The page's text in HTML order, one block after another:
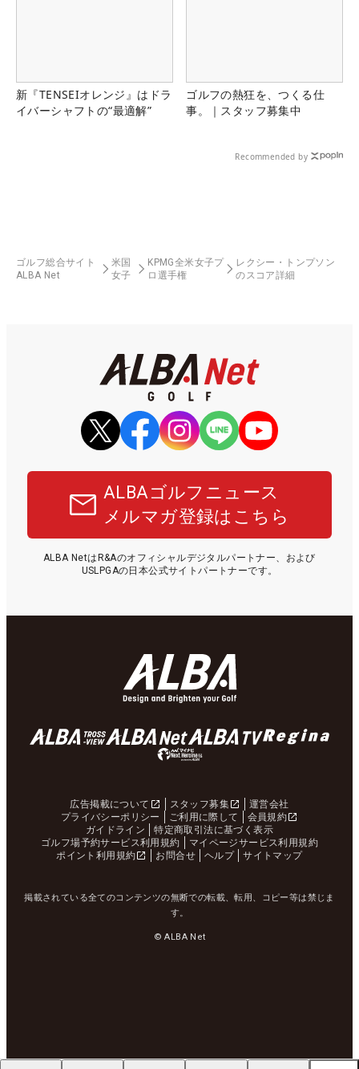
新『TENSEIオレンジ』はドラ
イバーシャフトの“最適解”
ゴルフの熱狂を、つくる仕
事。｜スタッフ募集中
Recommended by
ゴルフ総合サイト
ALBA Net
米国
女子
KPMG全米女子プ
ロ選手権
レクシー・トンプソン
のスコア詳細
ALBAゴルフニュース
メルマガ登録はこちら
ALBA NetはR&Aのオフィシャルデジタルパートナー、および
USLPGAの日本公式サイトパートナーです。
広告掲載について スタッフ募集
運営会社
プライバシーポリシー
ご利用に際して
会員規約
ガイドライン
特定商取引法に基づく表示
ゴルフ場予約サービス利用規約
マイページサービス利用規約
ポイント利用規約
お問合せ ヘルプ サイトマップ
掲載されている全てのコンテンツの無断での転載、転用、コピー等は禁じま
す。
© ALBA Net